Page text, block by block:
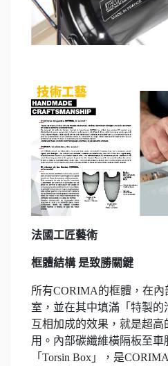
法國工匠藝術
框體結構 是致勝關鍵
所有CORIMA的框體，在
室，並在其中填滿「特製的
互相加成的效果，就是超
用。內部碳纖維橫隔板至
「Torsin Box」，是